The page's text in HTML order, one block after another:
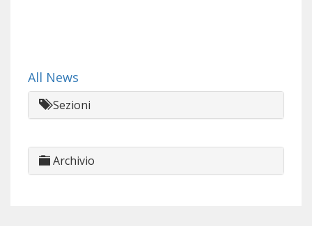
All News
Sezioni
Archivio